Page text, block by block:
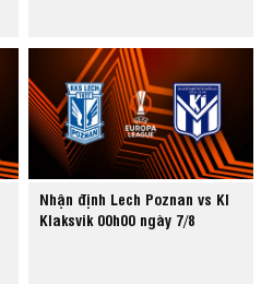
Nhận định Lech Poznan vs KI
Klaksvik 00h00 ngày 7/8